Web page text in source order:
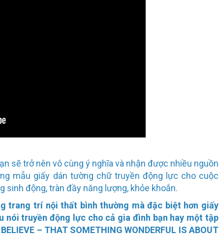
sẽ trở nên vô cùng ý nghĩa và nhận được nhiều nguồn
mẫu giấy dán tường chữ truyền động lực cho cuộc
sinh động, tràn đầy năng lượng, khỏe khoắn.
trang trí nội thất bình thường mà đặc biệt hơn giấy
nói truyền động lực cho cả gia đình bạn hay một tập
– THAT SOMETHING WONDERFUL IS ABOUT